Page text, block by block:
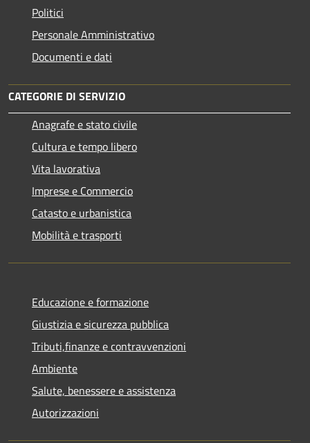
Politici
Personale Amministrativo
Documenti e dati
CATEGORIE DI SERVIZIO
Anagrafe e stato civile
Cultura e tempo libero
Vita lavorativa
Imprese e Commercio
Catasto e urbanistica
Mobilità e trasporti
Educazione e formazione
Giustizia e sicurezza pubblica
Tributi,finanze e contravvenzioni
Ambiente
Salute, benessere e assistenza
Autorizzazioni